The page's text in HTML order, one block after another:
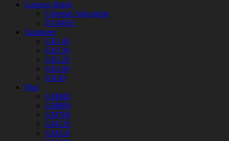
Gaming Borde
Celestial Adjustable
D1400-E
Tastaturer
GK140
GK130
GK120
GK100
GK60
Mus
GM900
GM800
GM700
GM120
GM110